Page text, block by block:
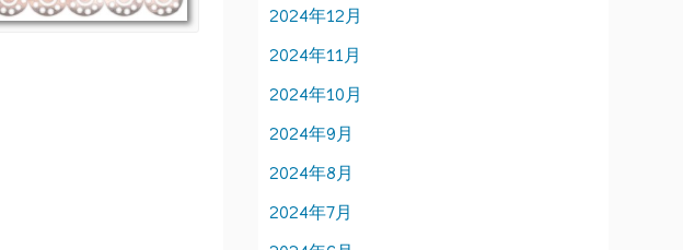
2024年12月
2024年11月
2024年10月
2024年9月
2024年8月
2024年7月